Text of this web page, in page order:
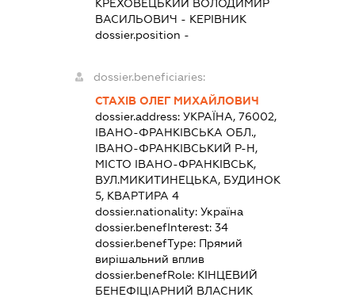
КРЕХОВЕЦЬКИЙ ВОЛОДИМИР
ВАСИЛЬОВИЧ - КЕРІВНИК
dossier.position -
dossier.beneficiaries:
СТАХІВ ОЛЕГ МИХАЙЛОВИЧ
dossier.address:УКРАЇНА, 76002,
ІВАНО-ФРАНКІВСЬКА ОБЛ.,
ІВАНО-ФРАНКІВСЬКИЙ Р-Н,
МІСТО ІВАНО-ФРАНКІВСЬК,
ВУЛ.МИКИТИНЕЦЬКА, БУДИНОК
5, КВАРТИРА 4
dossier.nationality:Україна
dossier.benefInterest:34
dossier.benefType: Прямий
вирішальний вплив
dossier.benefRole: КІНЦЕВИЙ
БЕНЕФІЦІАРНИЙ ВЛАСНИК